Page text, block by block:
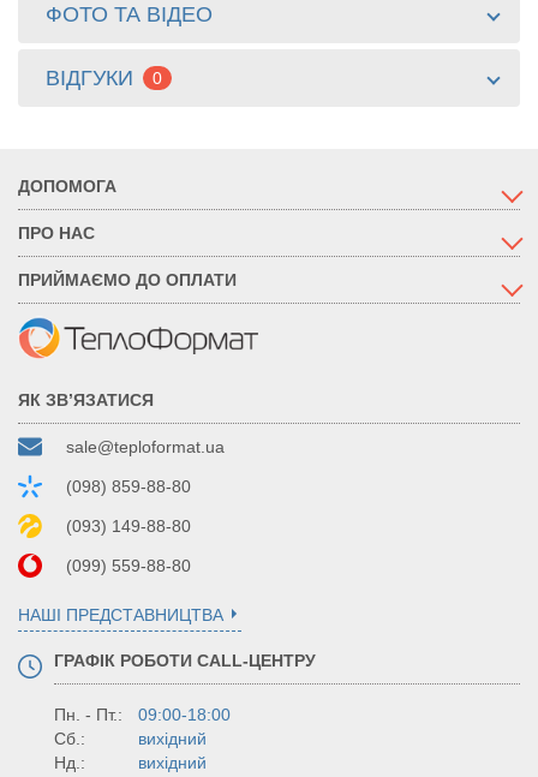
ФОТО ТА ВІДЕО
ВІДГУКИ 0
ДОПОМОГА
ПРО НАС
ПРИЙМАЄМО ДО ОПЛАТИ
ЯК ЗВ’ЯЗАТИСЯ
sale@teploformat.ua
(098) 859-88-80
(093) 149-88-80
(099) 559-88-80
НАШІ ПРЕДСТАВНИЦТВА
ГРАФІК РОБОТИ CALL-ЦЕНТРУ
Пн. - Пт.:
09:00-18:00
Сб.:
вихідний
Нд.:
вихідний